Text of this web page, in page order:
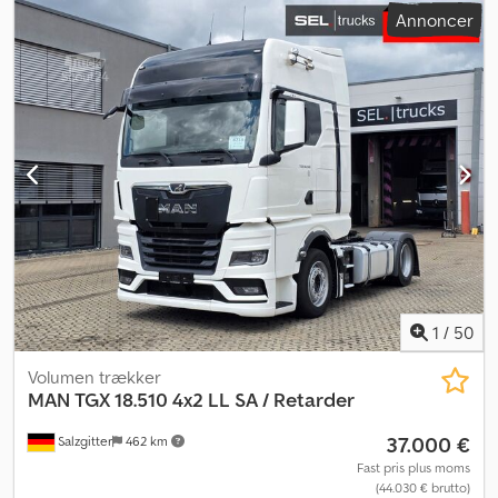
8-4.33, samlet vægt: 2.568 kg
, Motortype: Elektrisk, producent:
Doosan Dcodpfx Asw Aq Nnegyek
Annoncer
1 / 50
Salzgitter 462 km
Volumen trækker
MAN TGX 18.510 4x2 LL SA / Retarder
37.000 €
Fast pris plus moms
(44.030 € brutto)